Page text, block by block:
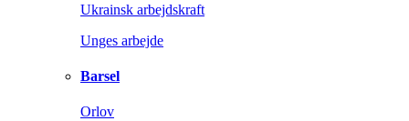
Ukrainsk arbejdskraft
Unges arbejde
Barsel
Orlov